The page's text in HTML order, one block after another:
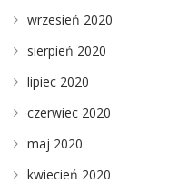
wrzesień 2020
sierpień 2020
lipiec 2020
czerwiec 2020
maj 2020
kwiecień 2020